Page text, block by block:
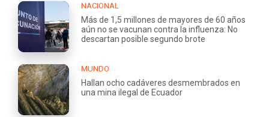
NACIONAL
Más de 1,5 millones de mayores de 60 años
aún no se vacunan contra la influenza: No
descartan posible segundo brote
MUNDO
Hallan ocho cadáveres desmembrados en
una mina ilegal de Ecuador